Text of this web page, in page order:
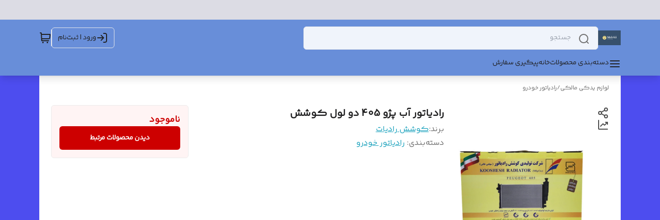
ورود | ثبت‌نام
دسته‌بندی محصولاتخانهپیگیری سفارش
لوازم یدکی مالکی/رادیاتور خودرو
رادیاتور آب پژو 405 دو لول کوشش
برند:کوشش رادیات
دسته‌بندی: رادیاتور خودرو
ناموجود
دیدن محصولات مرتبط